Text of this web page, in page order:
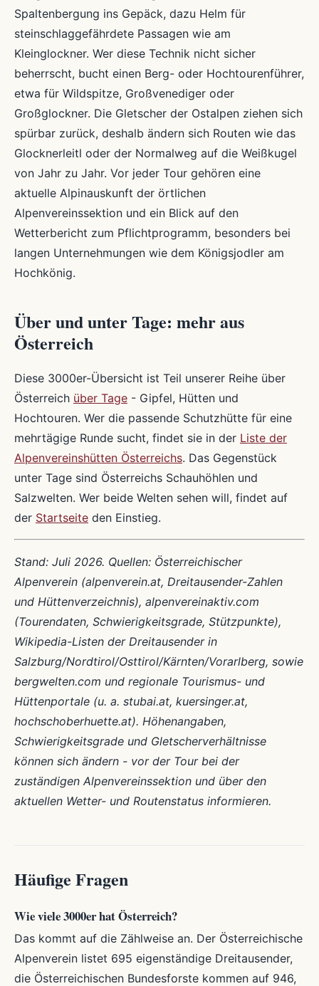
Spaltenbergung ins Gepäck, dazu Helm für
steinschlaggefährdete Passagen wie am
Kleinglockner. Wer diese Technik nicht sicher
beherrscht, bucht einen Berg- oder Hochtourenführer,
etwa für Wildspitze, Großvenediger oder
Großglockner. Die Gletscher der Ostalpen ziehen sich
spürbar zurück, deshalb ändern sich Routen wie das
Glocknerleitl oder der Normalweg auf die Weißkugel
von Jahr zu Jahr. Vor jeder Tour gehören eine
aktuelle Alpinauskunft der örtlichen
Alpenvereinssektion und ein Blick auf den
Wetterbericht zum Pflichtprogramm, besonders bei
langen Unternehmungen wie dem Königsjodler am
Hochkönig.
Über und unter Tage: mehr aus
Österreich
Diese 3000er-Übersicht ist Teil unserer Reihe über
Österreich über Tage - Gipfel, Hütten und
Hochtouren. Wer die passende Schutzhütte für eine
mehrtägige Runde sucht, findet sie in der Liste der
Alpenvereinshütten Österreichs. Das Gegenstück
unter Tage sind Österreichs Schauhöhlen und
Salzwelten. Wer beide Welten sehen will, findet auf
der Startseite den Einstieg.
Stand: Juli 2026. Quellen: Österreichischer
Alpenverein (alpenverein.at, Dreitausender-Zahlen
und Hüttenverzeichnis), alpenvereinaktiv.com
(Tourendaten, Schwierigkeitsgrade, Stützpunkte),
Wikipedia-Listen der Dreitausender in
Salzburg/Nordtirol/Osttirol/Kärnten/Vorarlberg, sowie
bergwelten.com und regionale Tourismus- und
Hüttenportale (u. a. stubai.at, kuersinger.at,
hochschoberhuette.at). Höhenangaben,
Schwierigkeitsgrade und Gletscherverhältnisse
können sich ändern - vor der Tour bei der
zuständigen Alpenvereinssektion und über den
aktuellen Wetter- und Routenstatus informieren.
Häufige Fragen
Wie viele 3000er hat Österreich?
Das kommt auf die Zählweise an. Der Österreichische
Alpenverein listet 695 eigenständige Dreitausender,
die Österreichischen Bundesforste kommen auf 946,